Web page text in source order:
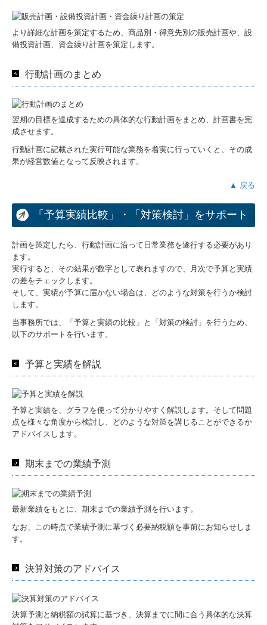
より詳細な計画を策定するため、商品別・得意先別の販売計画や、設
備投資計画、資金繰り計画を策定します。
行動計画のまとめ
翌期の目標を達成するための具体的な行動計画をまとめ、計画書を完
成させます。
行動計画に記載された実行可能な業務を着実に行っていくと、その成
果が経営数値となって反映されます。
▲ 戻る
「予算実績比較」・「対策検討」をサポート
計画を策定したら、行動計画に沿って日常業務を遂行する必要があり
ます。
実行すると、その結果が数字として表れますので、月次で予算と実績
の差をチェックします。
そして、実績が予算に届かない場合は、どのような対策を行うか検討
します。
当事務所では、「予算と実績の比較」と「対策の検討」を行うため、
以下のサポートを行います。
予算と実績を解説
予算と実績を、グラフを使って分かりやすく解説します。そして問題
点を様々な角度から検討し、どのような対策を講じることができるか
アドバイスします。
期末までの業績予測
最新業績をもとに、期末までの業績予測を行います。
なお、この時点で業績予測に基づく必要納税額を事前にお知らせしま
す。
決算対策のアドバイス
決算予測と納税額の試算に基づき、決算までに間に合う具体的な決算